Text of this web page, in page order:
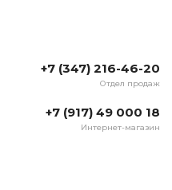
+7 (347) 216-46-20
Отдел продаж
+7 (917) 49 000 18
Интернет-магазин